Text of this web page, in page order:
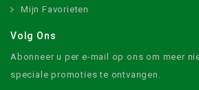
Mijn Favorieten
Volg Ons
Abonneer u per e-mail op ons om meer
speciale promoties te ontvangen.